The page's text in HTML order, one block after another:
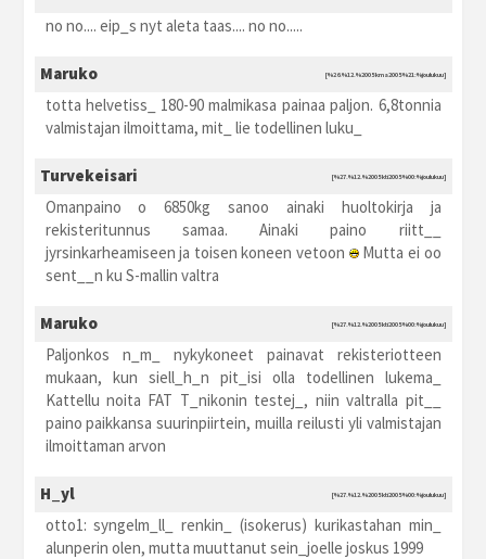
no no.... eip_s nyt aleta taas.... no no.....
Maruko [%26.%12.%2005 kma2005 %21:%joulukuu]
totta helvetiss_ 180-90 malmikasa painaa paljon. 6,8tonnia
valmistajan ilmoittama, mit_ lie todellinen luku_
Turvekeisari [%27.%12.%2005 kti2005 %00:%joulukuu]
Omanpaino o 6850kg sanoo ainaki huoltokirja ja
rekisteritunnus samaa. Ainaki paino riitt__
jyrsinkarheamiseen ja toisen koneen vetoon
Mutta ei oo
sent__n ku S-mallin valtra
Maruko [%27.%12.%2005 kti2005 %00:%joulukuu]
Paljonkos n_m_ nykykoneet painavat rekisteriotteen
mukaan, kun siell_h_n pit_isi olla todellinen lukema_
Kattellu noita FAT T_nikonin testej_, niin valtralla pit__
paino paikkansa suurinpiirtein, muilla reilusti yli valmistajan
ilmoittaman arvon
H_yl [%27.%12.%2005 kti2005 %00:%joulukuu]
otto1: syngelm_ll_ renkin_ (isokerus) kurikastahan min_
alunperin olen, mutta muuttanut sein_joelle joskus 1999